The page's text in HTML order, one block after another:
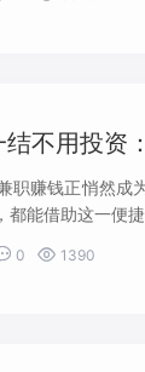
不用投资
职赚钱正悄然成
都能借助这一便
0  1390